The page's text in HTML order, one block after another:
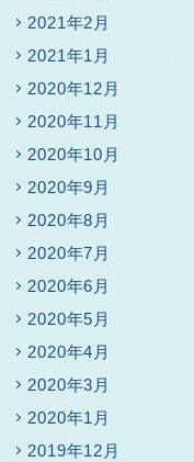
2021年2月
2021年1月
2020年12月
2020年11月
2020年10月
2020年9月
2020年8月
2020年7月
2020年6月
2020年5月
2020年4月
2020年3月
2020年1月
2019年12月